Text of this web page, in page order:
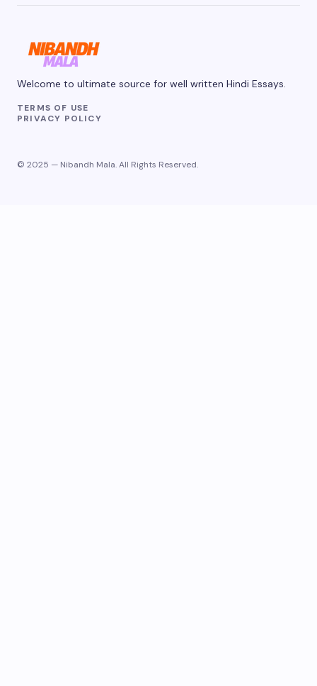
Welcome to ultimate source for well written Hindi Essays.
TERMS OF USE
PRIVACY POLICY
© 2025 — Nibandh Mala. All Rights Reserved.